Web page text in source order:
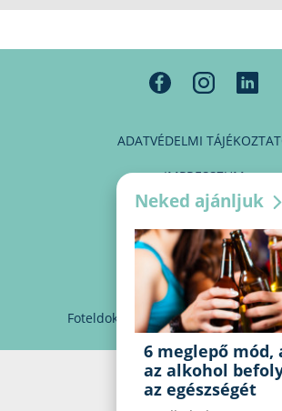
ADATVÉDELMI
IMPRESSZUM
MÉDIAAJÁNLAT
PARTNEREINK
KAPCSOLAT
Foteldoki info@foteldoki.hu Süti
Neked ajánljuk
6 meglepő mód,
az alkohol
az egészségét